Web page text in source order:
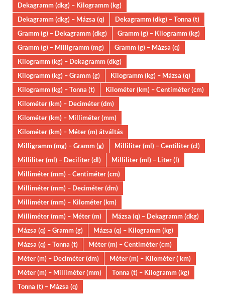
Dekagramm (dkg) – Kilogramm (kg)
Dekagramm (dkg) – Mázsa (q)
Dekagramm (dkg) – Tonna (t)
Gramm (g) – Dekagramm (dkg)
Gramm (g) – Kilogramm (kg)
Gramm (g) – Milligramm (mg)
Gramm (g) – Mázsa (q)
Kilogramm (kg) – Dekagramm (dkg)
Kilogramm (kg) – Gramm (g)
Kilogramm (kg) – Mázsa (q)
Kilogramm (kg) – Tonna (t)
Kilométer (km) – Centiméter (cm)
Kilométer (km) – Deciméter (dm)
Kilométer (km) – Milliméter (mm)
Kilométer (km) – Méter (m) átváltás
Milligramm (mg) – Gramm (g)
Milliliter (ml) – Centiliter (cl)
Milliliter (ml) – Deciliter (dl)
Milliliter (ml) – Liter (l)
Milliméter (mm) – Centiméter (cm)
Milliméter (mm) – Deciméter (dm)
Milliméter (mm) – Kilométer (km)
Milliméter (mm) – Méter (m)
Mázsa (q) – Dekagramm (dkg)
Mázsa (q) – Gramm (g)
Mázsa (q) – Kilogramm (kg)
Mázsa (q) – Tonna (t)
Méter (m) – Centiméter (cm)
Méter (m) – Deciméter (dm)
Méter (m) – Kilométer ( km)
Méter (m) – Milliméter (mm)
Tonna (t) – Kilogramm (kg)
Tonna (t) – Mázsa (q)